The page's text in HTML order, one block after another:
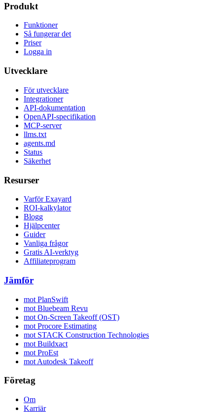
Produkt
Funktioner
Så fungerar det
Priser
Logga in
Utvecklare
För utvecklare
Integrationer
API-dokumentation
OpenAPI-specifikation
MCP-server
llms.txt
agents.md
Status
Säkerhet
Resurser
Varför Exayard
ROI-kalkylator
Blogg
Hjälpcenter
Guider
Vanliga frågor
Gratis AI-verktyg
Affiliateprogram
Jämför
mot PlanSwift
mot Bluebeam Revu
mot On-Screen Takeoff (OST)
mot Procore Estimating
mot STACK Construction Technologies
mot Buildxact
mot ProEst
mot Autodesk Takeoff
Företag
Om
Karriär